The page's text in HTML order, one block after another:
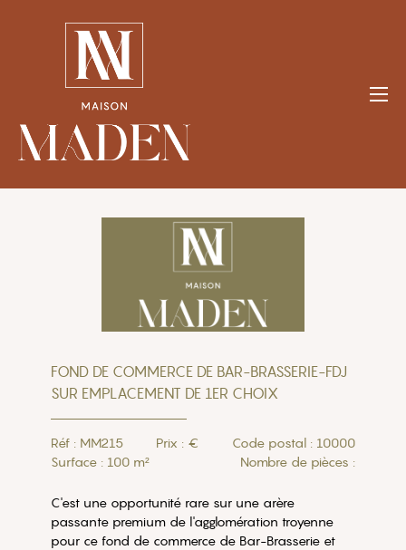
FOND DE COMMERCE DE BAR-BRASSERIE-FDJ
SUR EMPLACEMENT DE 1ER CHOIX
Réf : MM215 Prix : €
Code postal : 10000
Surface : 100 m²
Nombre de pièces :
C'est une opportunité rare sur une arère
passante premium de l'agglomération troyenne
pour ce fond de commerce de Bar-Brasserie et